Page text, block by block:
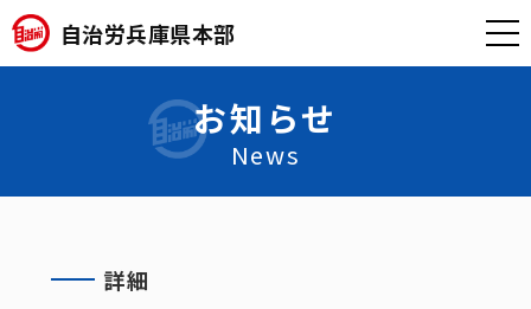
自治労兵庫県本部
お知らせ
News
詳細